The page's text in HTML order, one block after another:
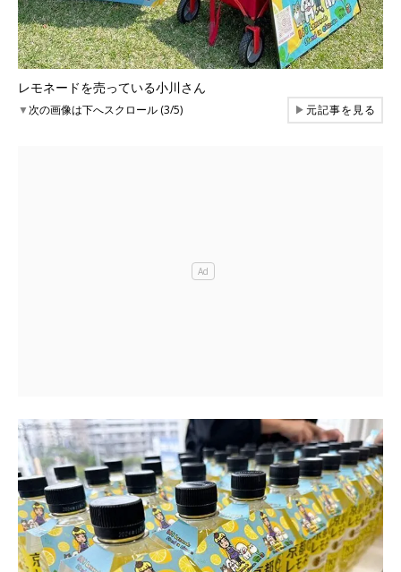
レモネードを売っている小川さん
▼次の画像は下へスクロール (3/5) ▶元記事を見る